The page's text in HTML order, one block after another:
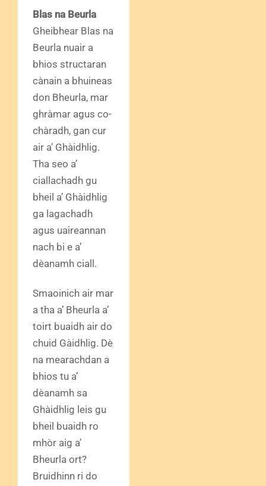
Blas na Beurla
Gheibhear Blas na
Beurla nuair a
bhios structaran
cànain a bhuineas
don Bheurla, mar
ghràmar agus co-
chàradh, gan cur
air a’ Ghàidhlig.
Tha seo a’
ciallachadh gu
bheil a’ Ghàidhlig
ga lagachadh
agus uaireannan
nach bi e a’
dèanamh ciall.
Smaoinich air mar
a tha a’ Bheurla a’
toirt buaidh air do
chuid Gàidhlig. Dè
na mearachdan a
bhios tu a’
dèanamh sa
Ghàidhlig leis gu
bheil buaidh ro
mhòr aig a’
Bheurla ort?
Bruidhinn ri do